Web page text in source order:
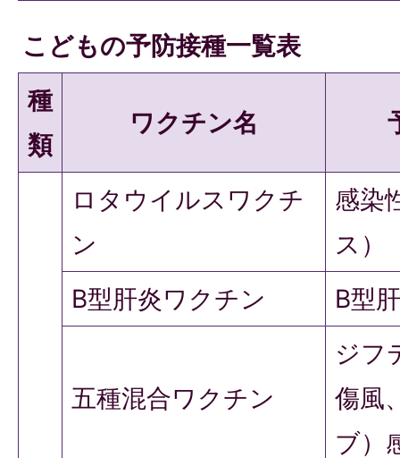
こどもの予防接種一覧表
種
類
ワクチン名
ロタウイルスワクチ
ン
感染
ス）
B型肝炎ワクチン
B型
五種混合ワクチン
ジフ
傷風
ブ）